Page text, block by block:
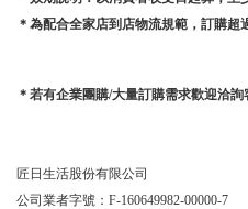
＊為配合全家店到店物流規範，訂購超
＊若有企業團購/大量訂購需求歡迎洽詢
匠日生活股份有限公司
公司業者字號：F-160649982-00000-7